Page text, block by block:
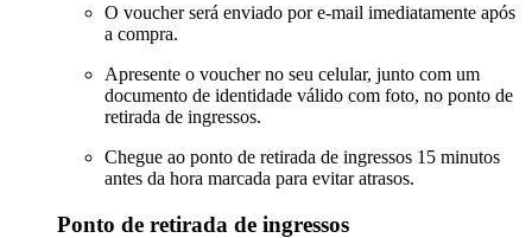
O voucher será enviado por e-mail imediatamente após
a compra.
Apresente o voucher no seu celular, junto com um
documento de identidade válido com foto, no ponto de
retirada de ingressos.
Chegue ao ponto de retirada de ingressos 15 minutos
antes da hora marcada para evitar atrasos.
Ponto de retirada de ingressos